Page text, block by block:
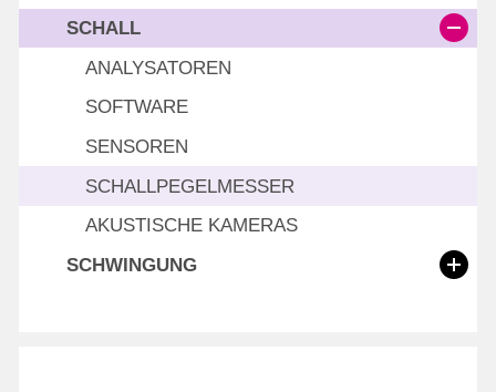
SCHALL
ANALYSATOREN
SOFTWARE
SENSOREN
SCHALLPEGELMESSER
AKUSTISCHE KAMERAS
SCHWINGUNG